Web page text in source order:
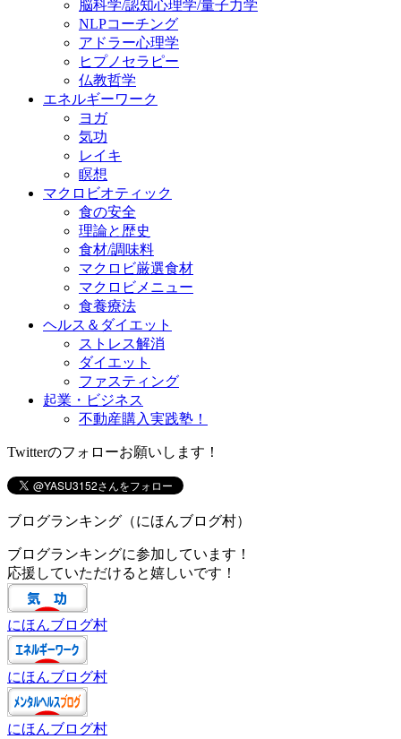
脳科学/認知心理学/量子力学
NLPコーチング
アドラー心理学
ヒプノセラピー
仏教哲学
エネルギーワーク
ヨガ
気功
レイキ
瞑想
マクロビオティック
食の安全
理論と歴史
食材/調味料
マクロビ厳選食材
マクロビメニュー
食養療法
ヘルス＆ダイエット
ストレス解消
ダイエット
ファスティング
起業・ビジネス
不動産購入実践塾！
Twitterのフォローお願いします！
ブログランキング（にほんブログ村）
ブログランキングに参加しています！
応援していただけると嬉しいです！
にほんブログ村
にほんブログ村
にほんブログ村